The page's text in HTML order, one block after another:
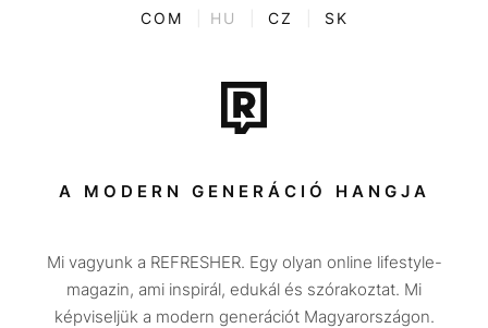
ENTR
Tech-Tudomány
Sport
Társadalom
Utazás
Életmód
COM HU CZ SK
A MODERN GENERÁCIÓ HANGJA
Mi vagyunk a REFRESHER. Egy olyan online lifestyle-
magazin, ami inspirál, edukál és szórakoztat. Mi
képviseljük a modern generációt Magyarországon.